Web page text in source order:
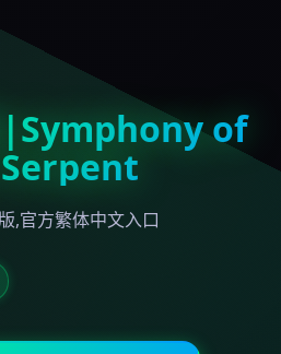
|Symphony of
,官方繁体中文入口